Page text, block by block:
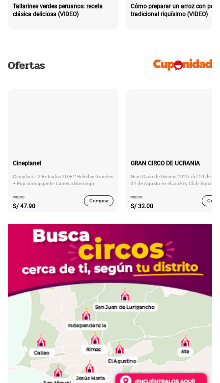
clásica deliciosa (VIDEO)
Cómo preparar un arroz con pollo
tradicional riquísimo (VIDEO)
Ofertas
Cineplanet
Cineplanet: 2 Entradas 2D + 2 Bebidas Grandes
+ Pop corn gigante. Lunes a Domingo
PRECIO
S/ 47.90
Comprar
GRAN CIRCO DE UCRANIA
Gran Circo de Ucrania 2026: del 10 de
31 de Agosto en el Jockey Club-Surco
PRECIO
S/ 32.00